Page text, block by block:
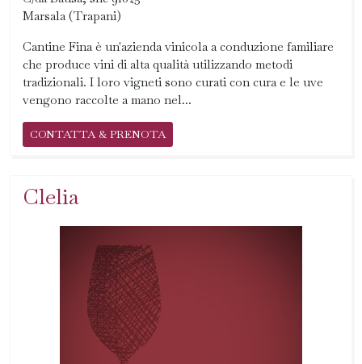
Marsala (Trapani)
Cantine Fina è un'azienda vinicola a conduzione familiare
che produce vini di alta qualità utilizzando metodi
tradizionali. I loro vigneti sono curati con cura e le uve
vengono raccolte a mano nel...
CONTATTA & PRENOTA
Clelia